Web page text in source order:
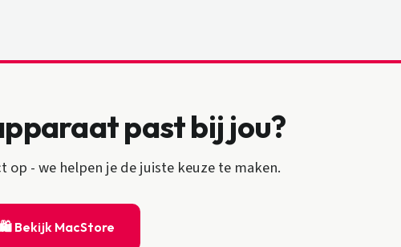
past bij jou?
op - we helpen je de juiste keuze te maken.
🛍 Bekijk MacStore